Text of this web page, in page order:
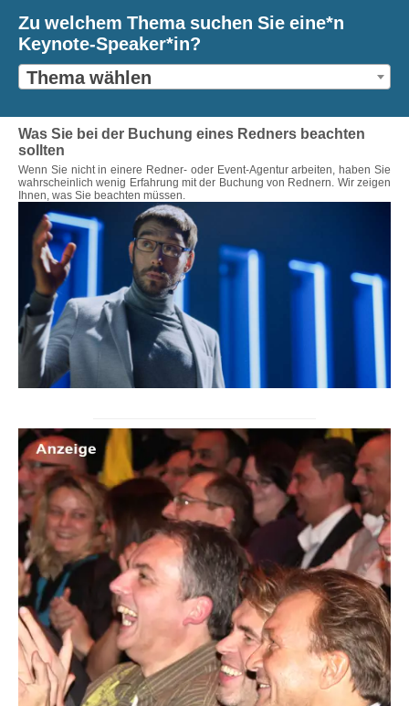
Zu welchem Thema suchen Sie eine*n
Keynote-Speaker*in?
Thema wählen
Was Sie bei der Buchung eines Redners beachten
sollten
Wenn Sie nicht in einere Redner- oder Event-Agentur arbeiten, haben Sie
wahrscheinlich wenig Erfahrung mit der Buchung von Rednern. Wir zeigen
Ihnen, was Sie beachten müssen.